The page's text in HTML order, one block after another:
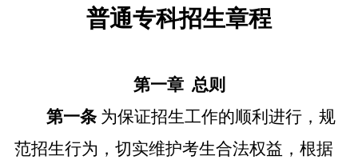
普通专科招生章程
第一章 总则
第一条 为保证招生工作的顺利进行，规
范招生行为，切实维护考生合法权益，根据